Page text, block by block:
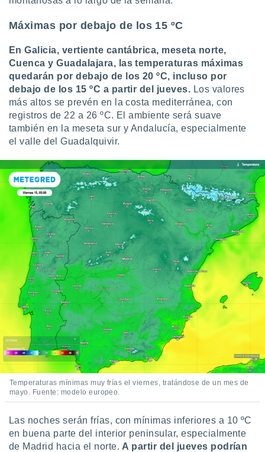
Máximas por debajo de los 15 ºC
En Galicia, vertiente cantábrica, meseta norte,
Cuenca y Guadalajara, las temperaturas máximas
quedarán por debajo de los 20 ºC, incluso por
debajo de los 15 ºC a partir del jueves. Los valores
más altos se prevén en la costa mediterránea, con
registros de 22 a 26 ºC. El ambiente será suave
también en la meseta sur y Andalucía, especialmente
el valle del Guadalquivir.
Temperaturas mínimas muy frías el viernes, tratándose de un mes de
mayo. Fuente: modelo europeo.
Las noches serán frías, con mínimas inferiores a 10 ºC
en buena parte del interior peninsular, especialmente
de Madrid hacia el norte. A partir del jueves podrían